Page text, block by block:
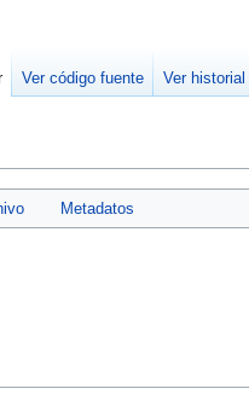
Metadatos
Ver código fuente Ver historial